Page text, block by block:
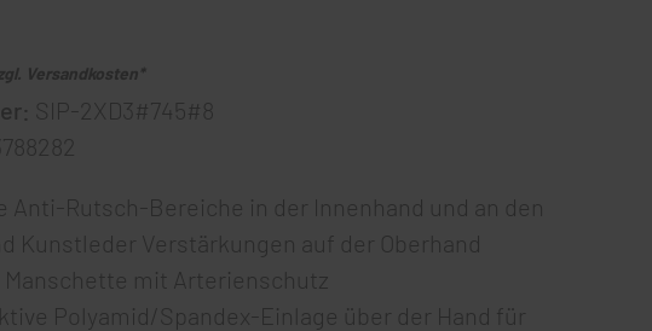
Versandkosten*
SIP-2XD3#745#8
Anti-Rutsch-Bereiche in der Innenhand und an den
Kunstleder Verstärkungen auf der Oberhand
Manschette mit Arterienschutz
Polyamid/Spandex-Einlage über der Hand für